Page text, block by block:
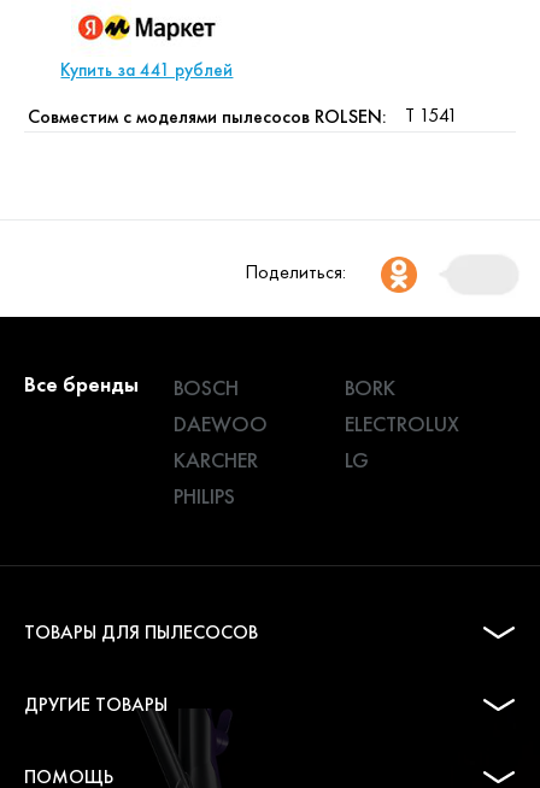
Купить за 441 рублей
Совместим с моделями пылесосов ROLSEN: T 1541
Поделиться:
Все бренды BOSCH
BORK
DAEWOO
ELECTROLUX
KARCHER
LG
PHILIPS
ТОВАРЫ ДЛЯ ПЫЛЕСОСОВ
ДРУГИЕ ТОВАРЫ
ПОМОЩЬ